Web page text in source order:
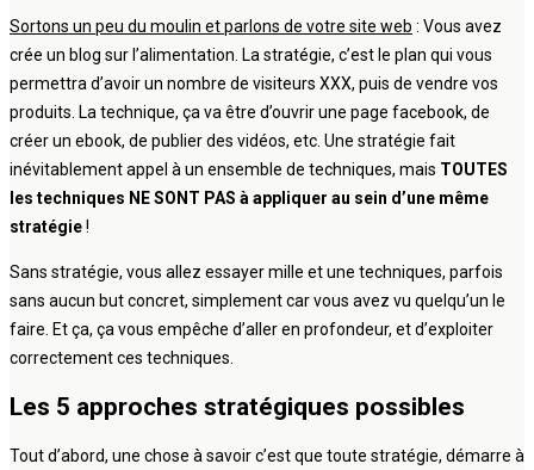
Sortons un peu du moulin et parlons de votre site web : Vous avez
crée un blog sur l’alimentation. La stratégie, c’est le plan qui vous
permettra d’avoir un nombre de visiteurs XXX, puis de vendre vos
produits. La technique, ça va être d’ouvrir une page facebook, de
créer un ebook, de publier des vidéos, etc. Une stratégie fait
inévitablement appel à un ensemble de techniques, mais TOUTES
les techniques NE SONT PAS à appliquer au sein d’une même
stratégie!
Sans stratégie, vous allez essayer mille et une techniques, parfois
sans aucun but concret, simplement car vous avez vu quelqu’un le
faire. Et ça, ça vous empêche d’aller en profondeur, et d’exploiter
correctement ces techniques.
Les 5 approches stratégiques possibles
Tout d’abord, une chose à savoir c’est que toute stratégie, démarre à